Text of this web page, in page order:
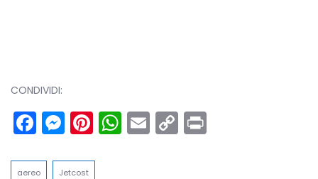
CONDIVIDI:
Facebook
Messenger
Pinterest
WhatsApp
Email
Copy
Link
aereo Jetcost